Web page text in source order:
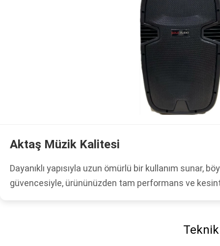
Aktaş Müzik Kalitesi
Dayanıklı yapısıyla uzun ömürlü bir kullanım sunar,
güvencesiyle, ürününüzden tam performans ve